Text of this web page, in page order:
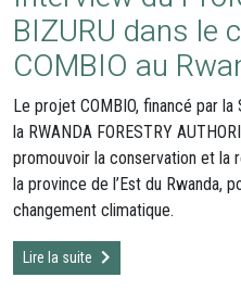
BIZURU dans le
COMBIO au
Le projet COMBIO, financé par
la RWANDA FORESTRY
promouvoir la conservation et la
la province de l’Est du Rwanda,
changement climatique.
Lire la suite